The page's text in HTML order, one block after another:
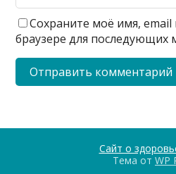
Сохраните моё имя, email
браузере для последующих
Сайт о
Тема от WP